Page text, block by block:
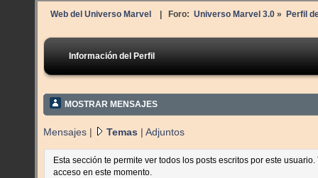
Web del Universo Marvel | Foro: Universo Marvel 3.0» Perfil
Información del Perfil
MOSTRAR MENSAJES
Mensajes | Temas | Adjuntos
Esta sección te permite ver todos los posts escritos por este
acceso en este momento.